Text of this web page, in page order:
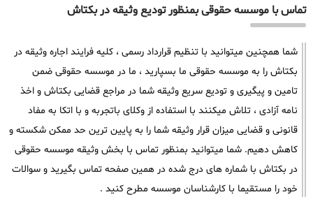
تماس با موسسه حقوقی بمنظور تودیع وثیقه در بکتاش
شما همچنین میتوانید با تنظیم قرارداد رسمی ، کلیه فرایند اجاره وثیقه در
بکتاش را به موسسه حقوقی ما بسپارید ، ما در موسسه حقوقی ضمن
تامین و پیگیری و تودیع سریع وثیقه شما در مراجع قضایی بکتاش و اخذ
نامه آزادی ، تلاش میکنند با استفاده از وکلای باتجربه و با اتکا به مفاد
قانونی و قضایی میزان قرار وثیقه شما را به پایین ترین حد ممکن شکسته و
کاهش دهیم. شما میتوانید بمنظور تماس با بخش وثیقه موسسه حقوقی
در بکتاش با شماره های درج شده در همین صفحه تماس بگیرید و سوالات
خود را مستقیما با کارشناسان موسسه مطرح کنید .